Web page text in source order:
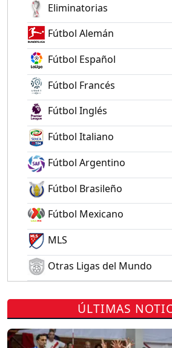
Eliminatorias
Fútbol Alemán
Fútbol Español
Fútbol Francés
Fútbol Inglés
Fútbol Italiano
Fútbol Argentino
Fútbol Brasileño
Fútbol Mexicano
MLS
Otras Ligas del Mundo
ÚLTIMAS